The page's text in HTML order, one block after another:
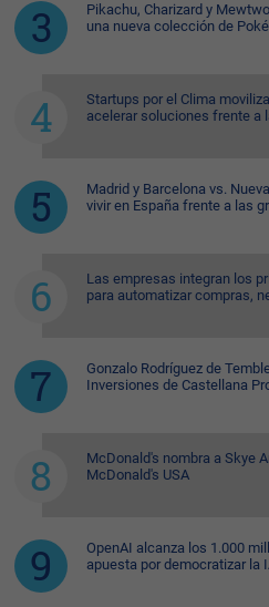
Pikachu, Charizard y
una nueva colección de
Startups por el Clima
acelerar soluciones frente a
Madrid y Barcelona vs.
vivir en España frente a las
Las empresas integran los
para automatizar compras,
Gonzalo Rodríguez de
Inversiones de Castellana
McDonald's nombra a Skye
McDonald's USA
OpenAI alcanza los 1.000
apuesta por democratizar la